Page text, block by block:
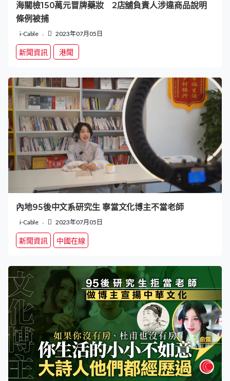
海關檢150萬元冒牌藥妝 2店舖負責人涉違商品說明
條例被捕
i-Cable 2023年07月05日
新聞資訊 港聞
內地95後中文系研究生 寧當文化博主不當老師
i-Cable 2023年07月05日
新聞資訊 中國在線